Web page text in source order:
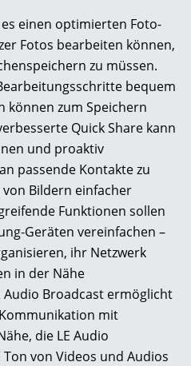
einen optimierten Foto-
Fotos bearbeiten können,
zu müssen.
bequem
können zum Speichern
Quick Share kann
und proaktiv
passende Kontakte zu
von Bildern einfacher
Funktionen sollen
Geräten vereinfachen –
ihr Netzwerk
in der Nähe
Broadcast ermöglicht
mit
die LE Audio
von Videos und Audios